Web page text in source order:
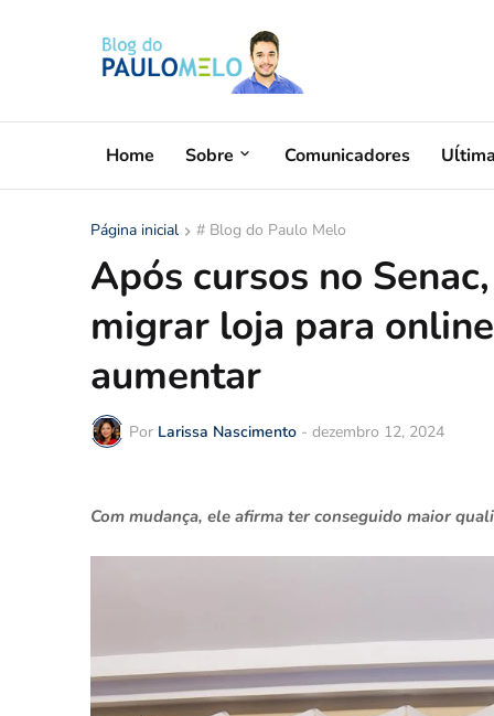
Home Sobre Comunicadores
Página inicial # Blog do Paulo Melo
Após cursos no
migrar loja para
aumentar
Por Larissa Nascimento - dezembro 12, 2024
Com mudança, ele afirma ter conseguido maior